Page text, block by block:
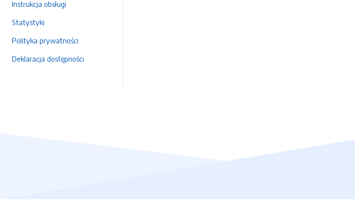
Instrukcja obsługi
Statystyki
Polityka prywatności
Deklaracja dostępności